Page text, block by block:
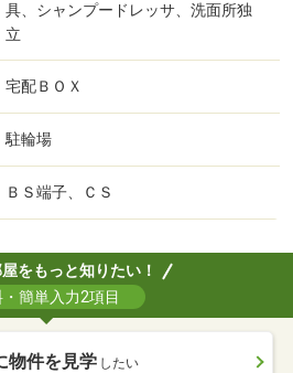
具、シャンプードレッサ、洗面所独
立
宅配ＢＯＸ
駐輪場
ＢＳ端子、ＣＳ
をもっと知りたい！
簡単入力2項目
物件を見学 したい